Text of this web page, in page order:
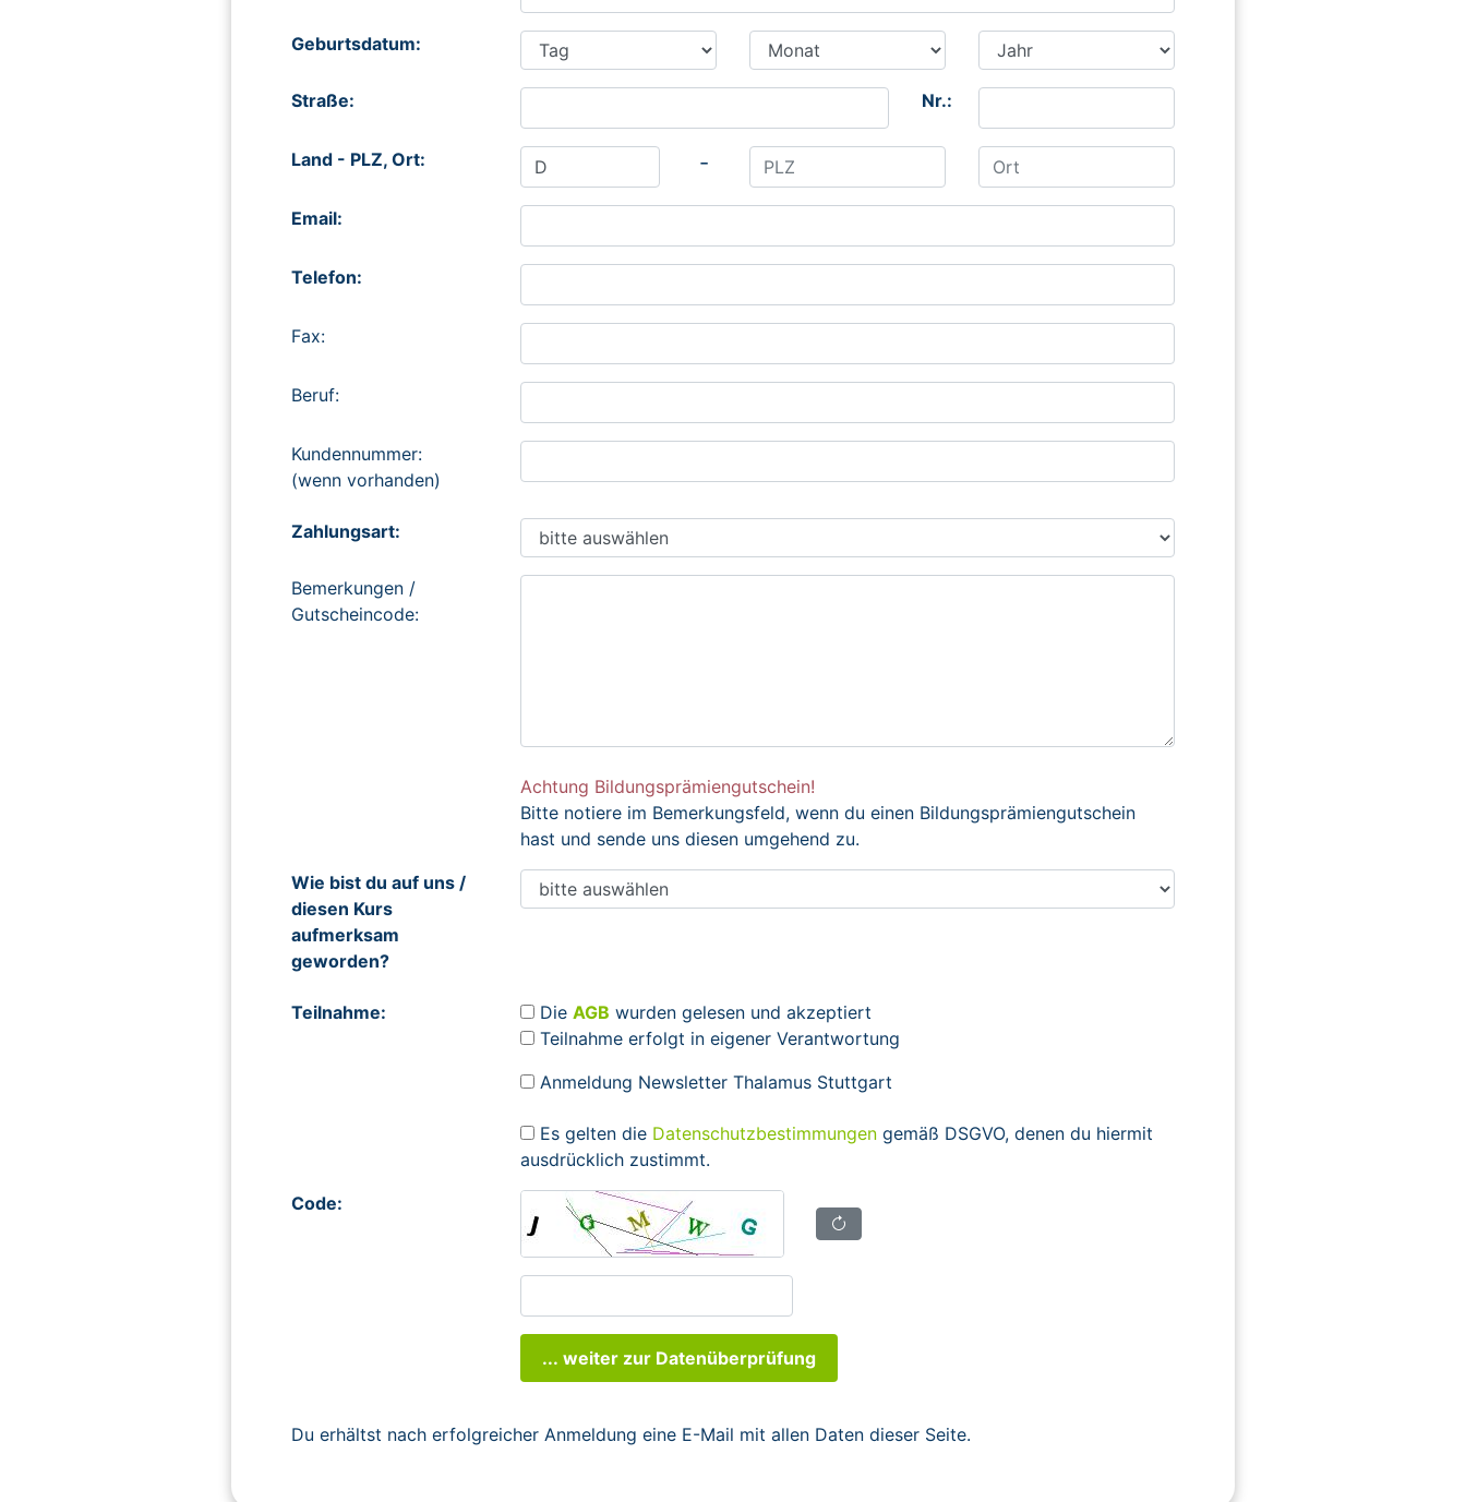
Geburtsdatum:
Straße: Nr.:
Land - PLZ, Ort: -
Email:
Telefon:
Fax:
Beruf:
Kundennummer:
(wenn vorhanden)
Zahlungsart:
Bemerkungen /
Gutscheincode:
Achtung Bildungsprämiengutschein!
Bitte notiere im Bemerkungsfeld, wenn du einen Bildungsprämiengutschein
hast und sende uns diesen umgehend zu.
Wie bist du auf uns /
diesen Kurs
aufmerksam
geworden?
Teilnahme: Die AGB wurden gelesen und akzeptiert
Teilnahme erfolgt in eigener Verantwortung
Anmeldung Newsletter Thalamus Stuttgart
Es gelten die Datenschutzbestimmungen gemäß DSGVO, denen du hiermit
ausdrücklich zustimmt.
Code:
... weiter zur Datenüberprüfung
Du erhältst nach erfolgreicher Anmeldung eine E-Mail mit allen Daten dieser Seite.